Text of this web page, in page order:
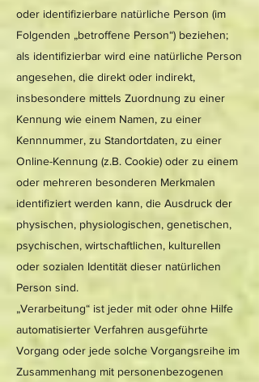
oder identifizierbare natürliche Person (im
Folgenden „betroffene Person“) beziehen;
als identifizierbar wird eine natürliche Person
angesehen, die direkt oder indirekt,
insbesondere mittels Zuordnung zu einer
Kennung wie einem Namen, zu einer
Kennnummer, zu Standortdaten, zu einer
Online-Kennung (z.B. Cookie) oder zu einem
oder mehreren besonderen Merkmalen
identifiziert werden kann, die Ausdruck der
physischen, physiologischen, genetischen,
psychischen, wirtschaftlichen, kulturellen
oder sozialen Identität dieser natürlichen
Person sind.
„Verarbeitung“ ist jeder mit oder ohne Hilfe
automatisierter Verfahren ausgeführte
Vorgang oder jede solche Vorgangsreihe im
Zusammenhang mit personenbezogenen